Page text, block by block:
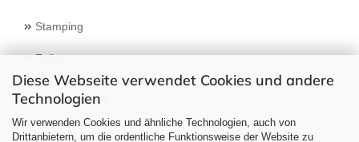
Diese Webseite verwendet Cookies und andere
Technologien
Wir verwenden Cookies und ähnliche Technologien, auch von
Drittanbietern, um die ordentliche Funktionsweise der Website zu
Stamping
Feilen
Select Language